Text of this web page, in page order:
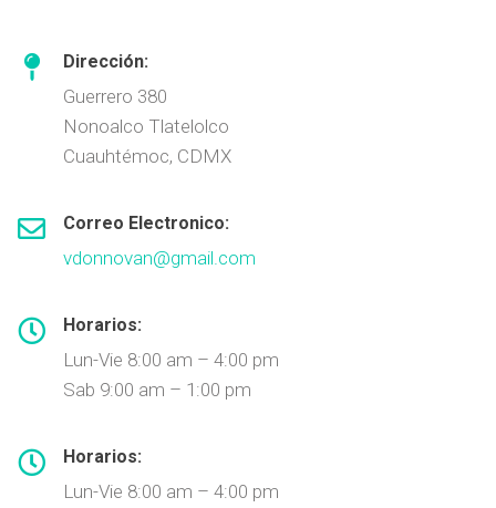
Dirección:
Guerrero 380
Nonoalco Tlatelolco
Cuauhtémoc, CDMX
Correo Electronico:
vdonnovan@gmail.com
Horarios:
Lun-Vie 8:00 am – 4:00 pm
Sab 9:00 am – 1:00 pm
Horarios:
Lun-Vie 8:00 am – 4:00 pm